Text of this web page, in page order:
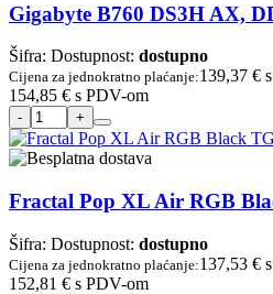
Gigabyte B760 DS3H AX,
Šifra: Dostupnost: dostupno
Cijena za jednokratno plaćanje:139,37 €
154,85 € s PDV-om
Fractal Pop XL Air RGB
Šifra: Dostupnost: dostupno
Cijena za jednokratno plaćanje:137,53 €
152,81 € s PDV-om